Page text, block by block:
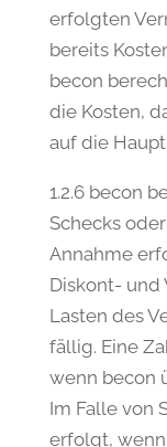
erfolgten
bereits
becon
die Kosten,
auf die
1.2.6 becon
Schecks
Annahme
Diskont- und
Lasten des
fällig. Eine
wenn becon
Im Falle von
erfolgt,